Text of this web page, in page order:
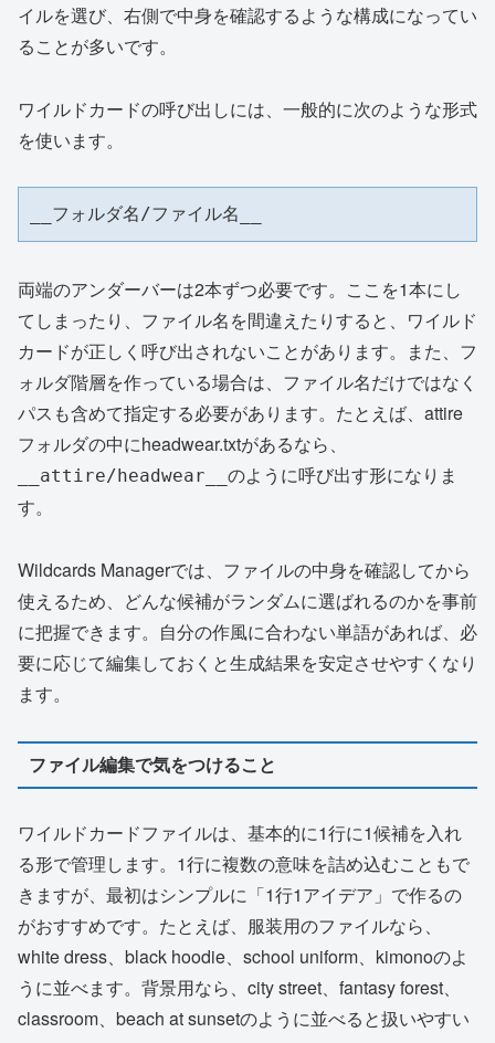
イルを選び、右側で中身を確認するような構成になってい
ることが多いです。
ワイルドカードの呼び出しには、一般的に次のような形式
を使います。
__フォルダ名/ファイル名__
両端のアンダーバーは2本ずつ必要です。ここを1本にし
てしまったり、ファイル名を間違えたりすると、ワイルド
カードが正しく呼び出されないことがあります。また、フ
ォルダ階層を作っている場合は、ファイル名だけではなく
パスも含めて指定する必要があります。たとえば、attire
フォルダの中にheadwear.txtがあるなら、
__attire/headwear__ のように呼び出す形になりま
す。
Wildcards Managerでは、ファイルの中身を確認してから
使えるため、どんな候補がランダムに選ばれるのかを事前
に把握できます。自分の作風に合わない単語があれば、必
要に応じて編集しておくと生成結果を安定させやすくなり
ます。
ファイル編集で気をつけること
ワイルドカードファイルは、基本的に1行に1候補を入れ
る形で管理します。1行に複数の意味を詰め込むこともで
きますが、最初はシンプルに「1行1アイデア」で作るの
がおすすめです。たとえば、服装用のファイルなら、
white dress、black hoodie、school uniform、kimonoのよ
うに並べます。背景用なら、city street、fantasy forest、
classroom、beach at sunsetのように並べると扱いやすい